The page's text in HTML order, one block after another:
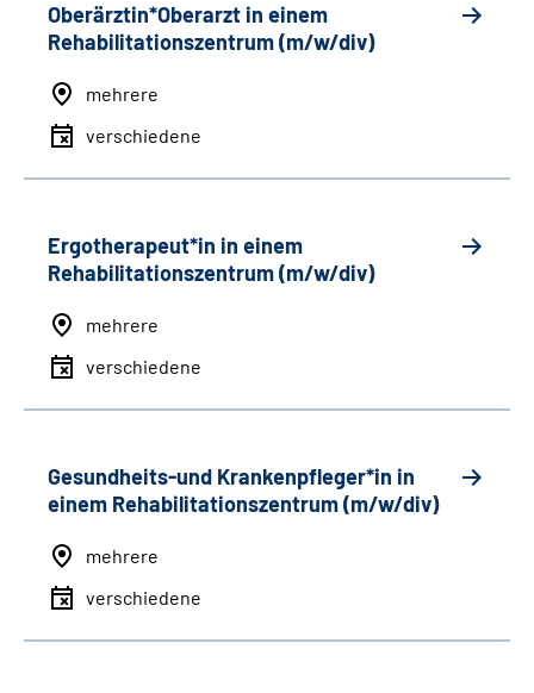
Oberärztin*Oberarzt in einem
Rehabilitationszentrum (m/w/div)
mehrere
verschiedene
Ergotherapeut*in in einem
Rehabilitationszentrum (m/w/div)
mehrere
verschiedene
Gesundheits-und Krankenpfleger*in in
einem Rehabilitationszentrum (m/w/div)
mehrere
verschiedene